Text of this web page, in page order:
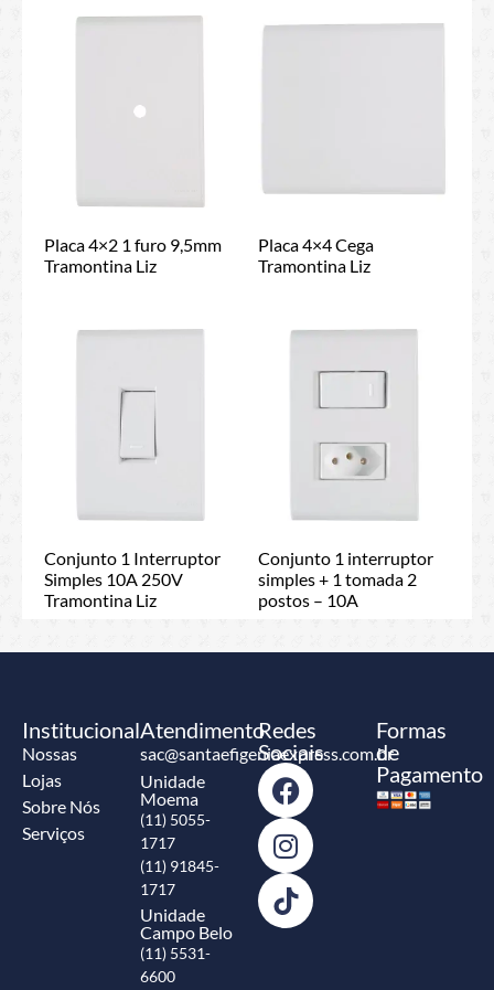
Placa 4×2 1 furo 9,5mm
Tramontina Liz
Placa 4×4 Cega
Tramontina Liz
Conjunto 1 Interruptor
Simples 10A 250V
Tramontina Liz
Conjunto 1 interruptor
simples + 1 tomada 2
postos – 10A
Institucional
Nossas
Lojas
Sobre Nós
Serviços
Atendimento
sac@santaefigeniaexpress.com.br
Unidade
Moema
(11) 5055-
1717
(11) 91845-
1717
Unidade
Campo Belo
(11) 5531-
6600
Redes
Sociais
Formas
de
Pagamento